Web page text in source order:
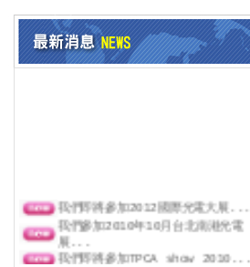
我們即將參加2012國際光電大展...
我們參加2010年10月台北南港光電
展...
我們即將參加TPCA show 2010...